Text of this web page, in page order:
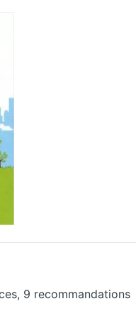
9 recommandations